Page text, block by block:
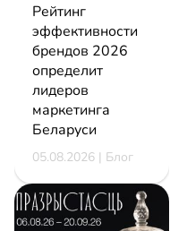
Рейтинг
эффективности
брендов 2026
определит
лидеров
маркетинга
Беларуси
05.08.2026 | Блог